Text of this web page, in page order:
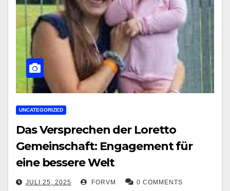
UNCATEGORIZED
Das Versprechen der Loretto
Gemeinschaft: Engagement für
eine bessere Welt
JULI 25, 2025 FORVM 0 COMMENTS